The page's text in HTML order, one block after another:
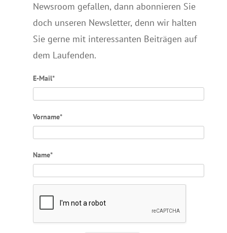
Newsroom gefallen, dann abonnieren Sie
doch unseren Newsletter, denn wir halten
Sie gerne mit interessanten Beiträgen auf
dem Laufenden.
E-Mail*
Vorname*
Name*